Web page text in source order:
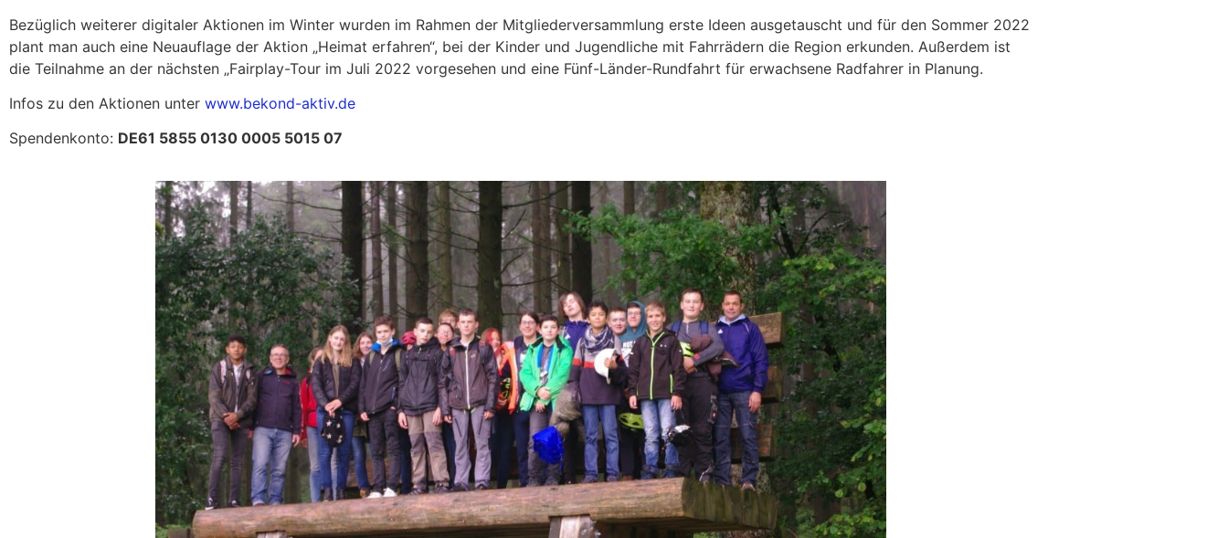
Bezüglich weiterer digitaler Aktionen im Winter wurden im Rahmen der Mitgliederversammlung erste Ideen ausgetauscht und für den Sommer 2022
plant man auch eine Neuauflage der Aktion „Heimat erfahren“, bei der Kinder und Jugendliche mit Fahrrädern die Region erkunden. Außerdem ist
die Teilnahme an der nächsten „Fairplay-Tour im Juli 2022 vorgesehen und eine Fünf-Länder-Rundfahrt für erwachsene Radfahrer in Planung.
Infos zu den Aktionen unter www.bekond-aktiv.de
Spendenkonto: DE61 5855 0130 0005 5015 07